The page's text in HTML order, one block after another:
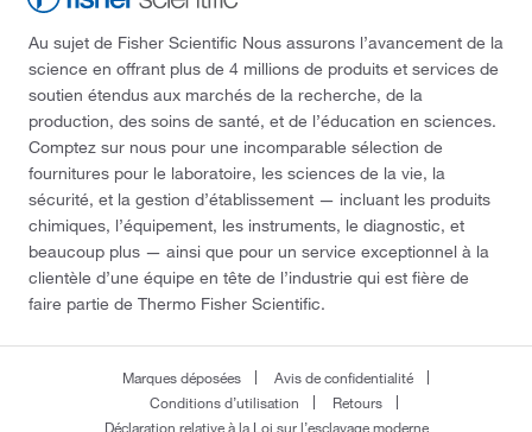
Au sujet de Fisher Scientific Nous assurons l’avancement de la
science en offrant plus de 4 millions de produits et services de
soutien étendus aux marchés de la recherche, de la
production, des soins de santé, et de l’éducation en sciences.
Comptez sur nous pour une incomparable sélection de
fournitures pour le laboratoire, les sciences de la vie, la
sécurité, et la gestion d’établissement — incluant les produits
chimiques, l’équipement, les instruments, le diagnostic, et
beaucoup plus — ainsi que pour un service exceptionnel à la
clientèle d’une équipe en tête de l’industrie qui est fière de
faire partie de Thermo Fisher Scientific.
Marques déposées
Avis de confidentialité
Conditions d’utilisation
Retours
Déclaration relative à la Loi sur l’esclavage moderne